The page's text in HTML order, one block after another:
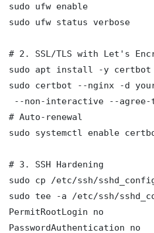
sudo ufw enable
sudo ufw status verbose
# 2. SSL/TLS with Let's
sudo apt install -y certbot
sudo certbot --nginx -d
--non-interactive --agree-
# Auto-renewal
sudo systemctl enable
# 3. SSH Hardening
sudo cp /etc/ssh/
sudo tee -a /etc/ssh/
PermitRootLogin no
PasswordAuthentication no